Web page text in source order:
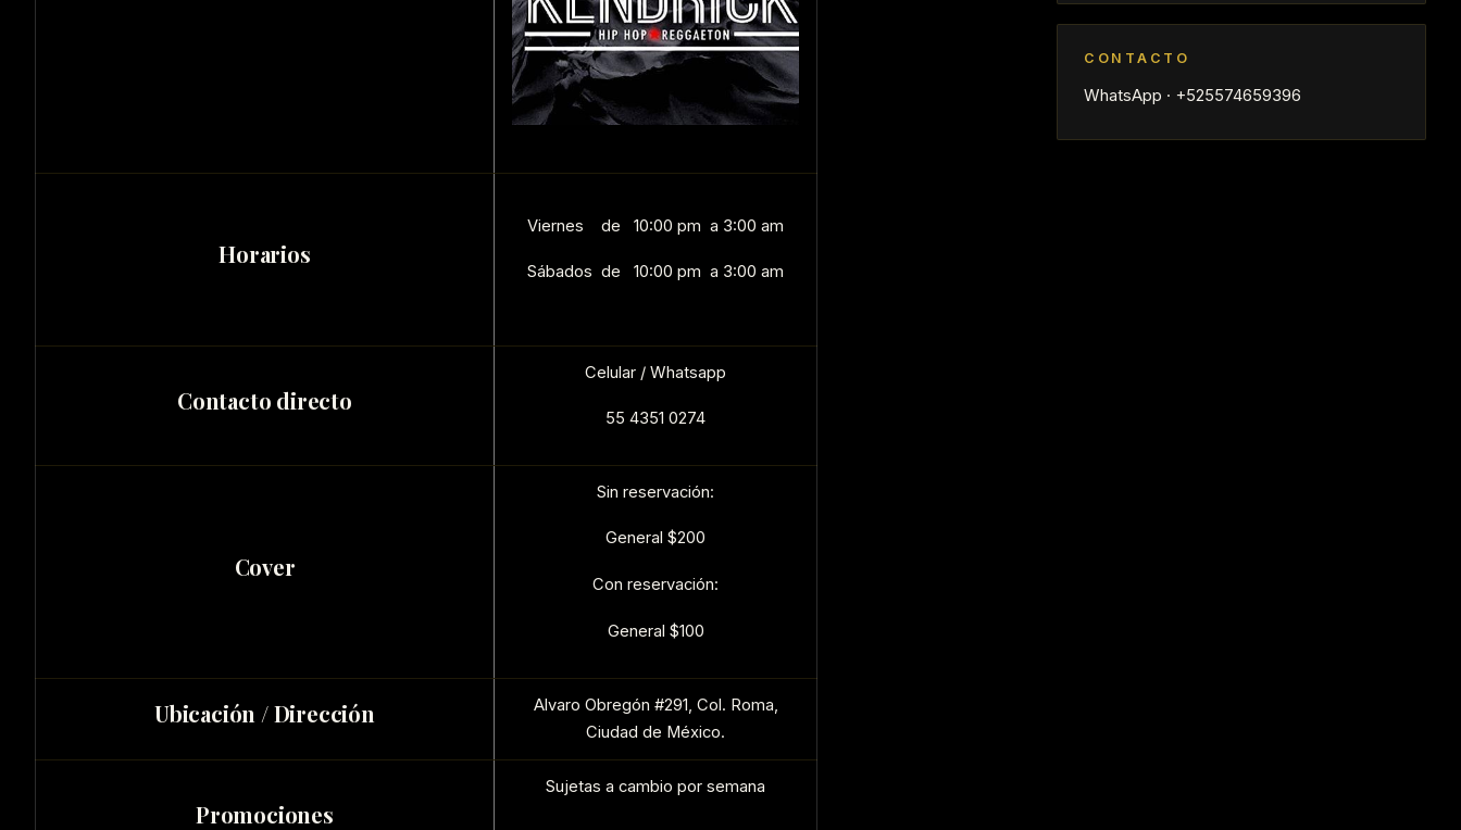
Horarios
Viernes de 10:00 pm a 3:00 am
Sábados de 10:00 pm a 3:00 am
Contacto directo
Celular / Whatsapp
55 4351 0274
Cover
Sin reservación:
General $200
Con reservación:
General $100
Ubicación / Dirección
Alvaro Obregón #291, Col. Roma,
Ciudad de México.
Promociones
Sujetas a cambio por semana
CONTACTO
WhatsApp · +525574659396